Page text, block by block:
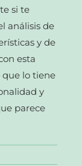
si te
análisis de
y de
esta
lo tiene
y
parece